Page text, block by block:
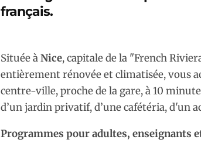
français.
Située àNice, capitale de la "French
entièrement rénovée et climatisée, vous
centre-ville, proche de la gare, à 10
d’un jardin privatif, d’une cafétéria, d'un
Programmes pour adultes, enseignants